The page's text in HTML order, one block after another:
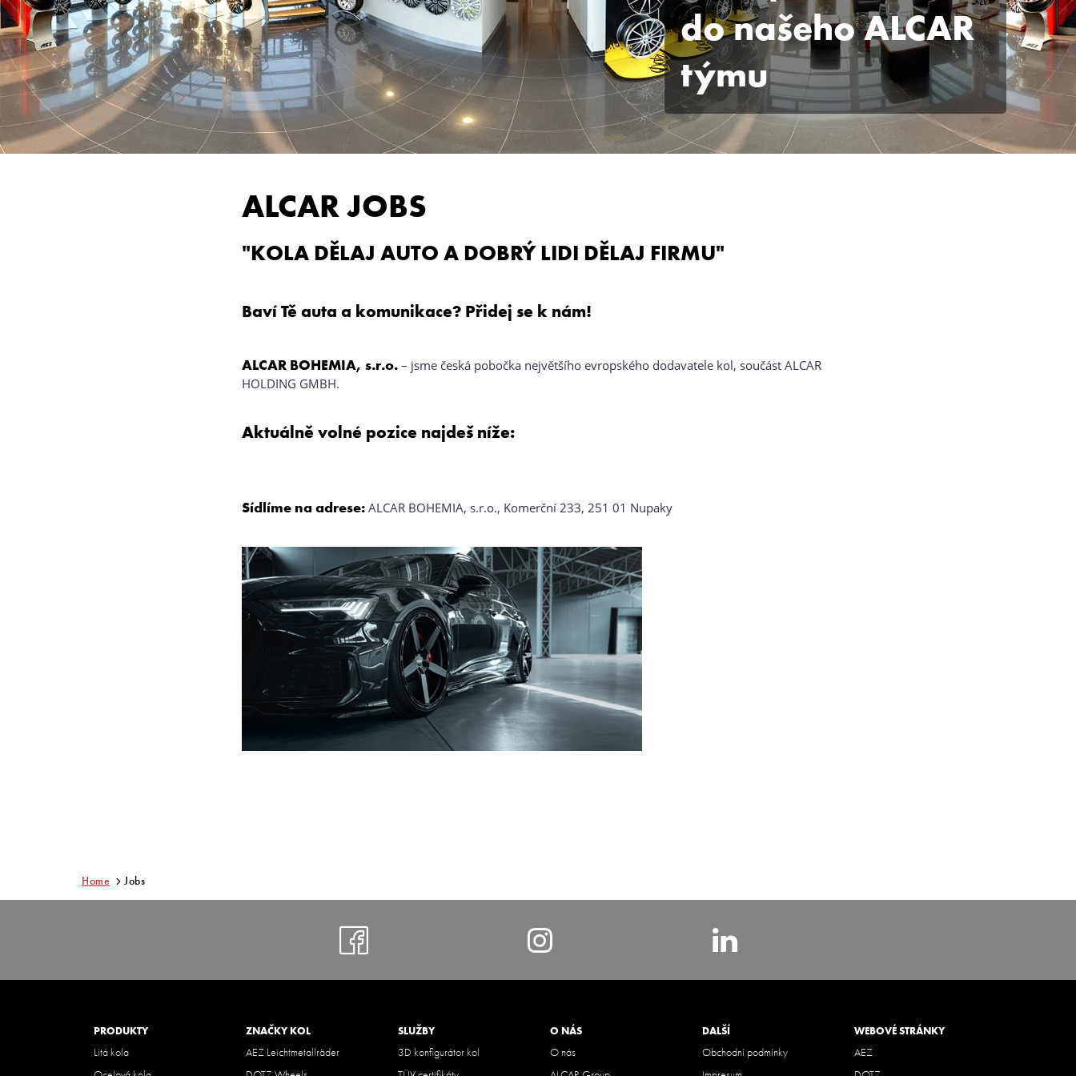
do našeho ALCAR
týmu
ALCAR JOBS
"KOLA DĚLAJ AUTO A DOBRÝ LIDI DĚLAJ FIRMU"
Baví Tě auta a komunikace? Přidej se k nám!
ALCAR BOHEMIA, s.r.o. – jsme česká pobočka největšího evropského dodavatele kol, součást ALCAR
HOLDING GMBH.
Aktuálně volné pozice najdeš níže:
Sídlíme na adrese: ALCAR BOHEMIA, s.r.o., Komerční 233, 251 01 Nupaky
Home Jobs
https://www.facebook.com/alcarbohemia
https://www.instagram.com/alcar_czech
https://www.linkedin.com/
PRODUKTY
Litá kola
ZNAČKY KOL
AEZ Leichtmetallräder
SLUŽBY
3D konfigurátor kol
O NÁS
O nás
DALŠÍ
Obchodní podmínky
WEBOVÉ STRÁNKY
AEZ